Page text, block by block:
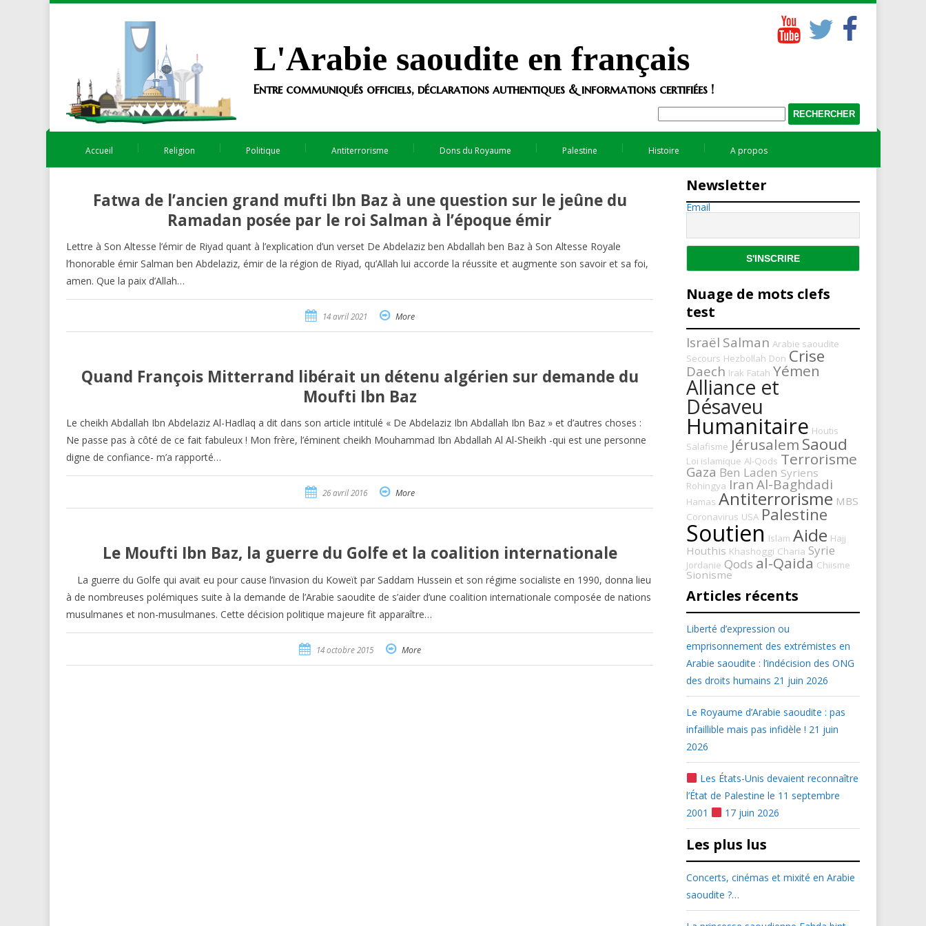
L'Arabie saoudite en français
Entre communiqués officiels, déclarations authentiques & informations certifiées !
Accueil Religion Politique Antiterrorisme Dons du Royaume Palestine Histoire A propos
Fatwa de l’ancien grand mufti Ibn Baz à une question sur le jeûne du
Ramadan posée par le roi Salman à l’époque émir
Lettre à Son Altesse l’émir de Riyad quant à l’explication d’un verset De Abdelaziz ben Abdallah ben Baz à Son Altesse Royale
l’honorable émir Salman ben Abdelaziz, émir de la région de Riyad, qu’Allah lui accorde la réussite et augmente son savoir et sa foi,
amen. Que la paix d’Allah…
14 avril 2021 More
Quand François Mitterrand libérait un détenu algérien sur demande du
Moufti Ibn Baz
Le cheikh Abdallah Ibn Abdelaziz Al-Hadlaq a dit dans son article intitulé « De Abdelaziz Ibn Abdallah Ibn Baz » et d’autres choses :
Ne passe pas à côté de ce fait fabuleux ! Mon frère, l’éminent cheikh Mouhammad Ibn Abdallah Al Al-Sheikh -qui est une personne
digne de confiance- m’a rapporté…
26 avril 2016 More
Le Moufti Ibn Baz, la guerre du Golfe et la coalition internationale
La guerre du Golfe qui avait eu pour cause l’invasion du Koweït par Saddam Hussein et son régime socialiste en 1990, donna lieu
à de nombreuses polémiques suite à la demande de l’Arabie saoudite de s’aider d’une coalition internationale composée de nations
musulmanes et non-musulmanes. Cette décision politique majeure fit apparaître…
14 octobre 2015 More
Newsletter
Email
Nuage de mots clefs
test
Israël Salman Arabie saoudite
Secours Hezbollah Don Crise
Daech Irak Fatah Yémen
Alliance et
Désaveu
Humanitaire Houtis
Salafisme Jérusalem Saoud
Loi islamique Al-Qods Terrorisme
Gaza Ben Laden Syriens
Rohingya Iran Al-Baghdadi
Hamas Antiterrorisme MBS
Coronavirus USA Palestine
Soutien Islam Aide Hajj
Houthis Khashoggi Charia Syrie
Jordanie Qods al-Qaida Chiisme
Sionisme
Articles récents
Liberté d’expression ou
emprisonnement des extrémistes en
Arabie saoudite : l’indécision des ONG
des droits humains 21 juin 2026
Le Royaume d’Arabie saoudite : pas
infaillible mais pas infidèle ! 21 juin
2026
Les États-Unis devaient reconnaître
l’État de Palestine le 11 septembre
2001
17 juin 2026
Les plus lus
Concerts, cinémas et mixité en Arabie
saoudite ?…